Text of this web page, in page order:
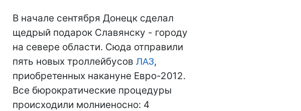
В начале сентября Донецк сделал
щедрый подарок Славянску - городу
на севере области. Сюда отправили
пять новых троллейбусов ЛАЗ,
приобретенных накануне Евро-2012.
Все бюрократические процедуры
происходили молниеносно: 4